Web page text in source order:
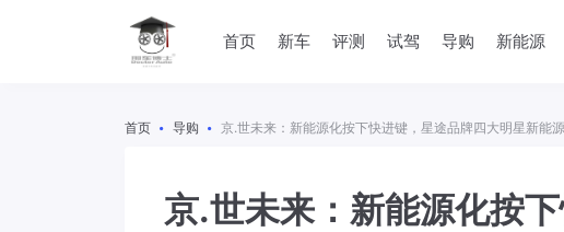
首页 新车 评测 试驾 导购 新能源
首页 导购 京.世未来：新能源化按下快进键，星途品牌四大明星新能
京.世未来：新能源化按